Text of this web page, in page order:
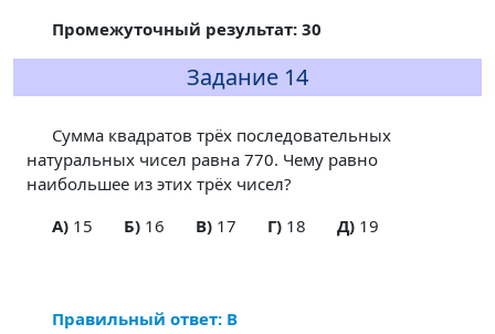
Промежуточный результат: 30
Задание 14
Сумма квадратов трёх последовательных
натуральных чисел равна 770. Чему равно
наибольшее из этих трёх чисел?
A)15 Б)16 В)17 Г)18 Д)19
Правильный ответ: В